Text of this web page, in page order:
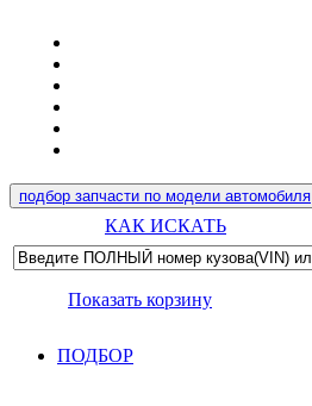
подбор запчасти по модели автомобиля
КАК ИСКАТЬ
Показать корзину
ПОДБОР